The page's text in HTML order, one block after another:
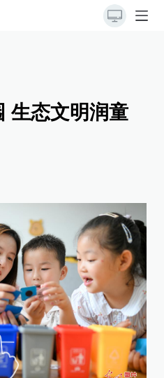
生态文明润童